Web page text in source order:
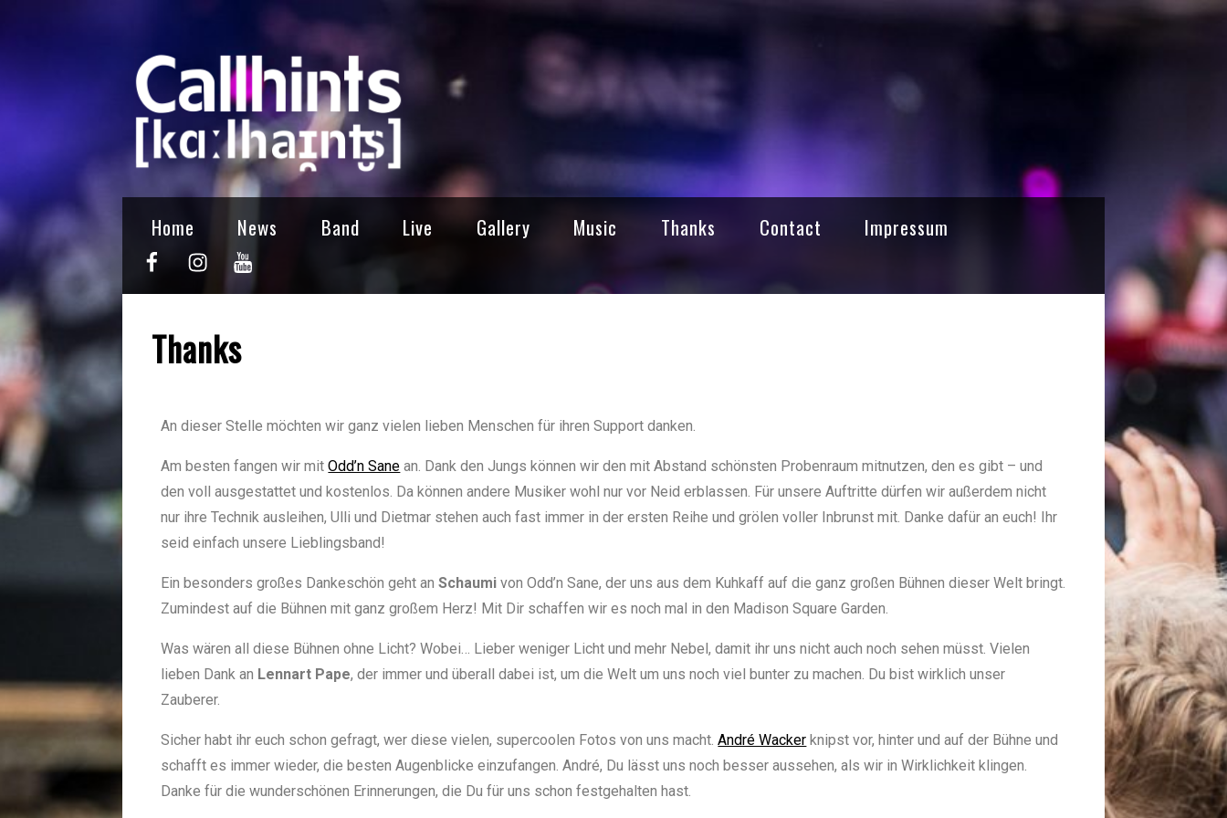
Home News Band Live Gallery Music Thanks Contact Impressum
Thanks
An dieser Stelle möchten wir ganz vielen lieben Menschen für ihren Support danken.
Am besten fangen wir mitOdd’n Sane an. Dank den Jungs können wir den mit Abstand schönsten Probenraum mitnutzen, den es gibt – und
den voll ausgestattet und kostenlos. Da können andere Musiker wohl nur vor Neid erblassen. Für unsere Auftritte dürfen wir außerdem nicht
nur ihre Technik ausleihen, Ulli und Dietmar stehen auch fast immer in der ersten Reihe und grölen voller Inbrunst mit. Danke dafür an euch! Ihr
seid einfach unsere Lieblingsband!
Ein besonders großes Dankeschön geht anSchaumi von Odd’n Sane, der uns aus dem Kuhkaff auf die ganz großen Bühnen dieser Welt bringt.
Zumindest auf die Bühnen mit ganz großem Herz! Mit Dir schaffen wir es noch mal in den Madison Square Garden.
Was wären all diese Bühnen ohne Licht? Wobei… Lieber weniger Licht und mehr Nebel, damit ihr uns nicht auch noch sehen müsst. Vielen
lieben Dank an Lennart Pape, der immer und überall dabei ist, um die Welt um uns noch viel bunter zu machen. Du bist wirklich unser
Zauberer.
Sicher habt ihr euch schon gefragt, wer diese vielen, supercoolen Fotos von uns macht.André Wacker knipst vor, hinter und auf der Bühne und
schafft es immer wieder, die besten Augenblicke einzufangen. André, Du lässt uns noch besser aussehen, als wir in Wirklichkeit klingen.
Danke für die wunderschönen Erinnerungen, die Du für uns schon festgehalten hast.